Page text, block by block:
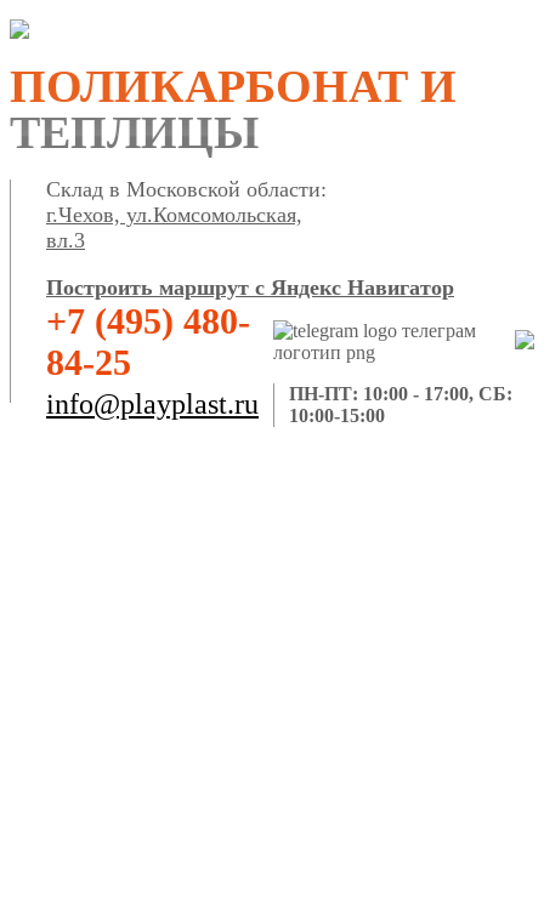
ПОЛИКАРБОНАТ И
ТЕПЛИЦЫ
Склад в Московской области:
г.Чехов, ул.Комсомольская,
вл.3
Построить маршрут с Яндекс Навигатор
+7 (495) 480-
84-25
info@playplast.ru
ПН-ПТ: 10:00 - 17:00, СБ:
10:00-15:00